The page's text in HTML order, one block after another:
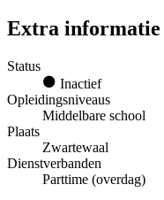
Extra informatie
Status
Inactief
Opleidingsniveaus
Middelbare school
Plaats
Zwartewaal
Dienstverbanden
Parttime (overdag)